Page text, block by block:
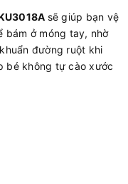
sẽ giúp bạn vệ
bám ở móng tay, nhờ
đường ruột khi
bé không tự cào xước